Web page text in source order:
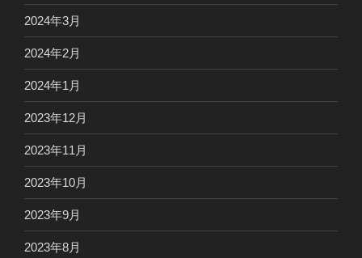
2024年3月
2024年2月
2024年1月
2023年12月
2023年11月
2023年10月
2023年9月
2023年8月